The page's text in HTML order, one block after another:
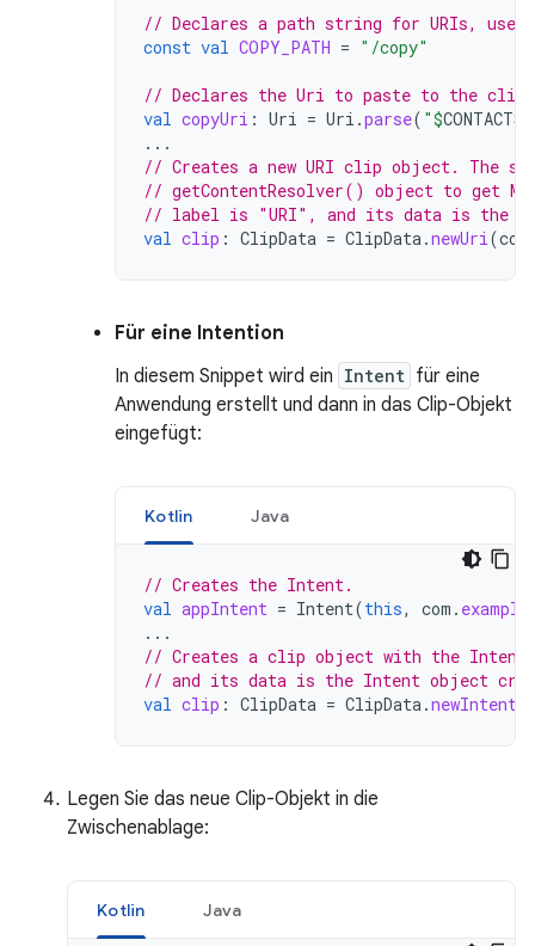
// Declares a path string for URIs, used
const val COPY_PATH = "/copy"
// Declares the Uri to paste to the
val copyUri : Uri = Uri .parse( "$CONTACTS
...
// Creates a new URI clip object. The
// getContentResolver() object to get
// label is "URI", and its data is the
val clip : ClipData = ClipData.newUri(
Für eine Intention
In diesem Snippet wird ein Intent für eine
Anwendung erstellt und dann in das Clip-Objekt
eingefügt:
Kotlin Java
// Creates the Intent.
val appIntent = Intent(this, com . example
...
// Creates a clip object with the
// and its data is the Intent object
val clip : ClipData = ClipData.newIntent
Legen Sie das neue Clip-Objekt in die
Zwischenablage:
Kotlin Java